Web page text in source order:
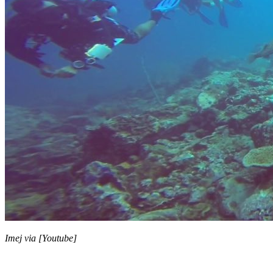
Imej via [Youtube]